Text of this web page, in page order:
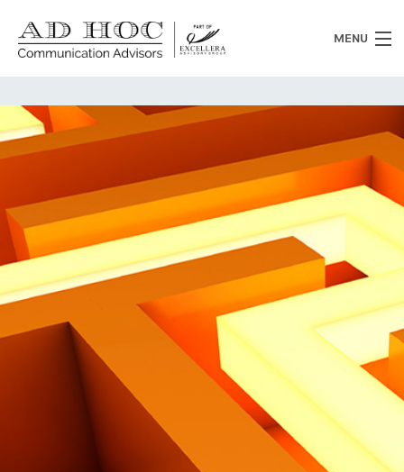
MENU
Chi siamo
Cosa facciamo
News
Clienti
Heritage
Lavora con noi
Contatti